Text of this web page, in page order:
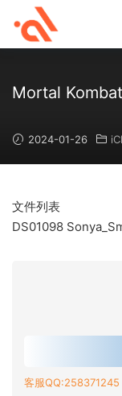
Mortal
2024-01-26
文件列表
DS01098
客服